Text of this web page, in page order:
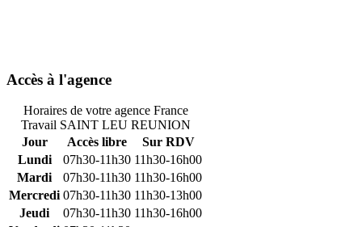
Accès à l'agence
Horaires de votre agence France
Travail SAINT LEU REUNION
Jour
Accès libre
Sur RDV
Lundi
07h30-11h30 11h30-16h00
Mardi
07h30-11h30 11h30-16h00
Mercredi 07h30-11h30 11h30-13h00
Jeudi
07h30-11h30 11h30-16h00